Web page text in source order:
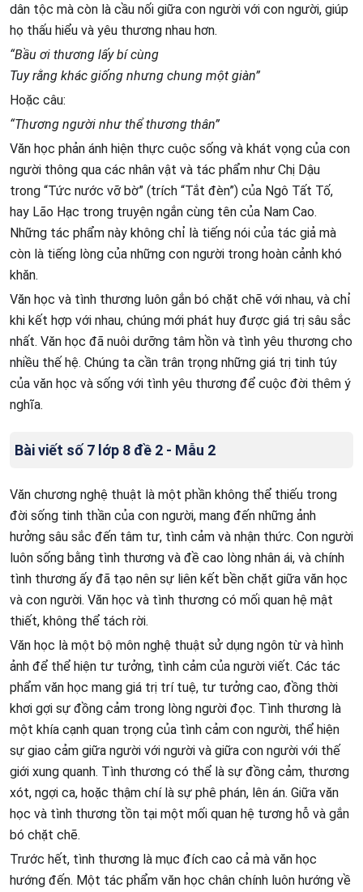
dân tộc mà còn là cầu nối giữa con người với con người, giúp
họ thấu hiểu và yêu thương nhau hơn.
“Bầu ơi thương lấy bí cùng
Tuy rằng khác giống nhưng chung một giàn”
Hoặc câu:
“Thương người như thể thương thân”
Văn học phản ánh hiện thực cuộc sống và khát vọng của con
người thông qua các nhân vật và tác phẩm như Chị Dậu
trong “Tức nước vỡ bờ” (trích “Tắt đèn”) của Ngô Tất Tố,
hay Lão Hạc trong truyện ngắn cùng tên của Nam Cao.
Những tác phẩm này không chỉ là tiếng nói của tác giả mà
còn là tiếng lòng của những con người trong hoàn cảnh khó
khăn.
Văn học và tình thương luôn gắn bó chặt chẽ với nhau, và chỉ
khi kết hợp với nhau, chúng mới phát huy được giá trị sâu sắc
nhất. Văn học đã nuôi dưỡng tâm hồn và tình yêu thương cho
nhiều thế hệ. Chúng ta cần trân trọng những giá trị tinh túy
của văn học và sống với tình yêu thương để cuộc đời thêm ý
nghĩa.
Bài viết số 7 lớp 8 đề 2 - Mẫu 2
Văn chương nghệ thuật là một phần không thể thiếu trong
đời sống tinh thần của con người, mang đến những ảnh
hưởng sâu sắc đến tâm tư, tình cảm và nhận thức. Con người
luôn sống bằng tình thương và đề cao lòng nhân ái, và chính
tình thương ấy đã tạo nên sự liên kết bền chặt giữa văn học
và con người. Văn học và tình thương có mối quan hệ mật
thiết, không thể tách rời.
Văn học là một bộ môn nghệ thuật sử dụng ngôn từ và hình
ảnh để thể hiện tư tưởng, tình cảm của người viết. Các tác
phẩm văn học mang giá trị trí tuệ, tư tưởng cao, đồng thời
khơi gợi sự đồng cảm trong lòng người đọc. Tình thương là
một khía cạnh quan trọng của tình cảm con người, thể hiện
sự giao cảm giữa người với người và giữa con người với thế
giới xung quanh. Tình thương có thể là sự đồng cảm, thương
xót, ngợi ca, hoặc thậm chí là sự phê phán, lên án. Giữa văn
học và tình thương tồn tại một mối quan hệ tương hỗ và gắn
bó chặt chẽ.
Trước hết, tình thương là mục đích cao cả mà văn học
hướng đến. Một tác phẩm văn học chân chính luôn hướng về